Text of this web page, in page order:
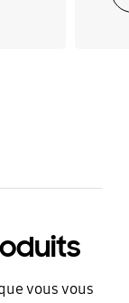
vous vous